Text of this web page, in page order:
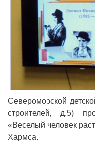
Североморской
строителей, д.5)
«Веселый человек
Хармса.